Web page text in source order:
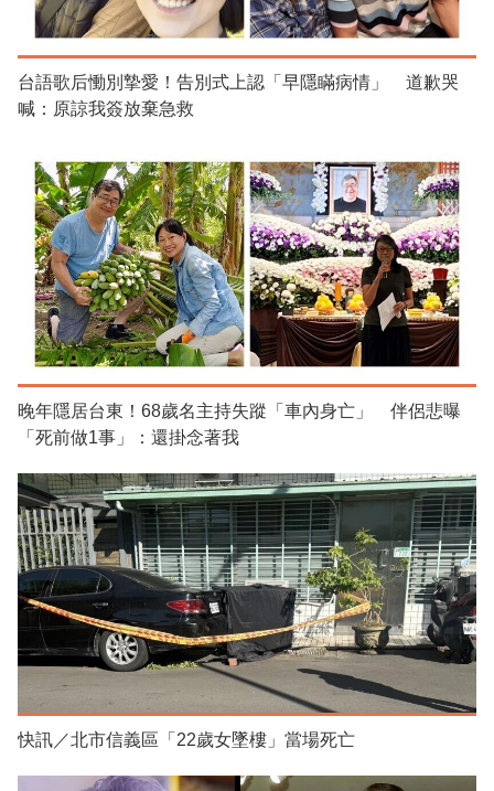
台語歌后慟別摯愛！告別式上認「早隱瞞病情」 道歉哭
喊：原諒我簽放棄急救
晚年隱居台東！68歲名主持失蹤「車內身亡」 伴侶悲曝
「死前做1事」：還掛念著我
快訊／北市信義區「22歲女墜樓」當場死亡